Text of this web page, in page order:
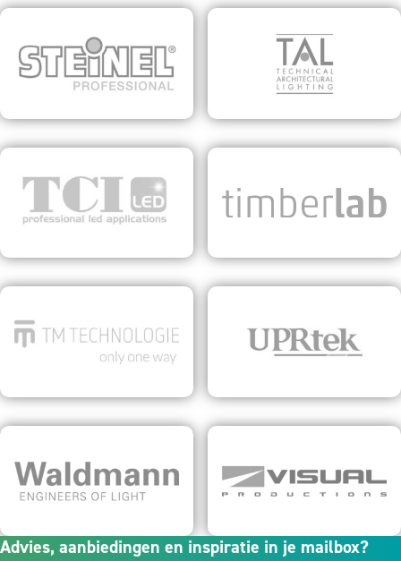
Advies, aanbiedingen en inspiratie in je mailbox?